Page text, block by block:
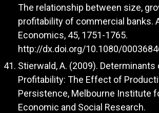
The relationship between size,
profitability of commercial banks.
Economics, 45, 1751-1765.
http://dx.doi.org/10.1080/
Stierwald, A. (2009). Determinants
Profitability: The Effect of
Persistence, Melbourne Institute
Economic and Social Research.